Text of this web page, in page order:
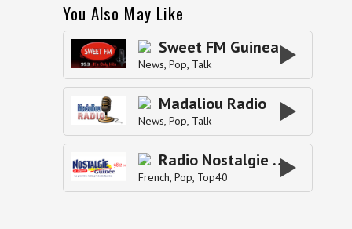
You Also May Like
Sweet FM Guinea
News Pop Talk
Madaliou Radio
News Pop Talk
Radio Nostalgie Guinee
French Pop Top40